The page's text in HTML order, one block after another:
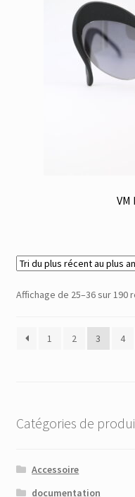
VM
Affichage de 25–36 sur 190
1 2 3 4
Catégories de
Accessoire
documentation